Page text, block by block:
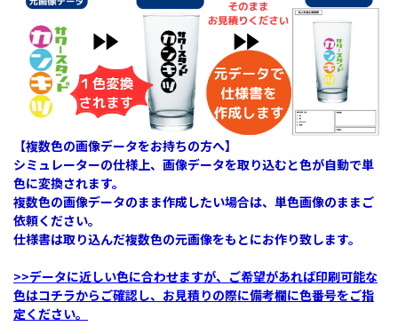
【複数色の画像データをお持ちの方へ】
シミュレーターの仕様上、画像データを取り込むと色が自動で単
色に変換されます。
複数色の画像データのまま作成したい場合は、単色画像のままご
依頼ください。
仕様書は取り込んだ複数色の元画像をもとにお作り致します。
>>データに近しい色に合わせますが、ご希望があれば印刷可能な
色はコチラからご確認し、お見積りの際に備考欄に色番号をご指
定ください。